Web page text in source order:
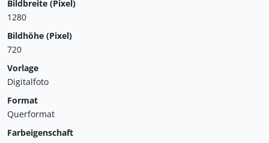
Bildbreite (Pixel)
1280
Bildhöhe (Pixel)
720
Vorlage
Digitalfoto
Format
Querformat
Farbeigenschaft